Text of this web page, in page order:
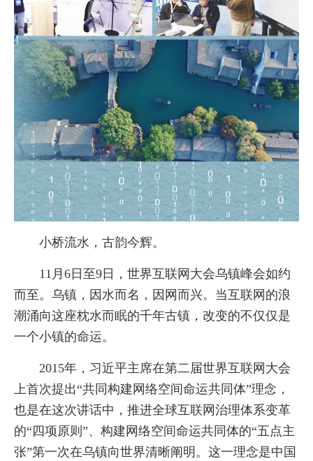
小桥流水，古韵今辉。
11月6日至9日，世界互联网大会乌镇峰会如约
而至。乌镇，因水而名，因网而兴。当互联网的浪
潮涌向这座枕水而眠的千年古镇，改变的不仅仅是
一个小镇的命运。
2015年，习近平主席在第二届世界互联网大会
上首次提出“共同构建网络空间命运共同体”理念，
也是在这次讲话中，推进全球互联网治理体系变革
的“四项原则”、构建网络空间命运共同体的“五点主
张”第一次在乌镇向世界清晰阐明。这一理念是中国